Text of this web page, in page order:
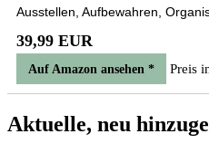
Ausstellen, Aufbewahren,
39,99 EUR
Auf Amazon ansehen * Preis
Aktuelle, neu